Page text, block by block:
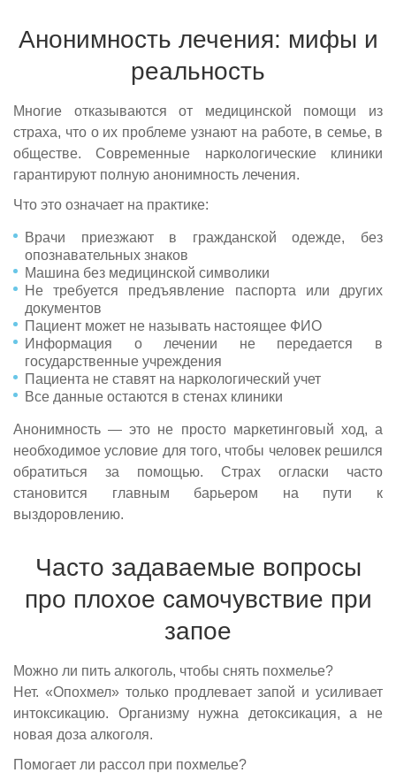
Анонимность лечения: мифы и
реальность
Многие отказываются от медицинской помощи из
страха, что о их проблеме узнают на работе, в семье, в
обществе. Современные наркологические клиники
гарантируют полную анонимность лечения.
Что это означает на практике:
Врачи приезжают в гражданской одежде, без
опознавательных знаков
Машина без медицинской символики
Не требуется предъявление паспорта или других
документов
Пациент может не называть настоящее ФИО
Информация о лечении не передается в
государственные учреждения
Пациента не ставят на наркологический учет
Все данные остаются в стенах клиники
Анонимность — это не просто маркетинговый ход, а
необходимое условие для того, чтобы человек решился
обратиться за помощью. Страх огласки часто
становится главным барьером на пути к
выздоровлению.
Часто задаваемые вопросы
про плохое самочувствие при
запое
Можно ли пить алкоголь, чтобы снять похмелье?
Нет. «Опохмел» только продлевает запой и усиливает
интоксикацию. Организму нужна детоксикация, а не
новая доза алкоголя.
Помогает ли рассол при похмелье?